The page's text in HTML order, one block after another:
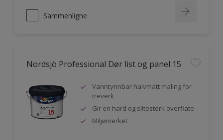
Sammenligne
Nordsjö Professional Dør list og panel 15
Vanntynnbar halvmatt maling for
treverk
Gir en hard og slitesterk overflate
Miljømerket